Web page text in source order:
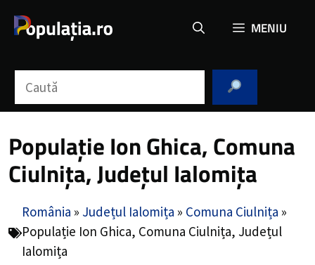
MENIU
Populație Ion Ghica, Comuna
Ciulnița, Județul Ialomița
România » Județul Ialomița » Comuna Ciulnița »
Populație Ion Ghica, Comuna Ciulnița, Județul
Ialomița